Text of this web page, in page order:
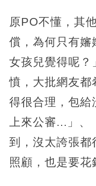
原PO不懂，其
償，為何只有嬸
女孩兒覺得呢？
憤，大批網友都
得很合理，包給
上來公審...」、
到，沒太誇張都
照顧，也是要花